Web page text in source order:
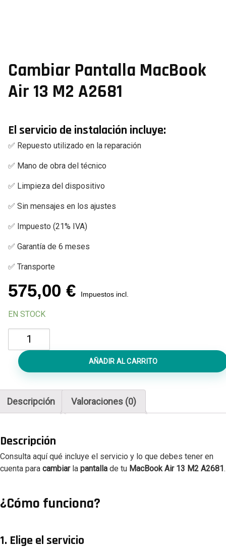
Cambiar Pantalla MacBook
Air 13 M2 A2681
El servicio de instalación incluye:
✅ Repuesto utilizado en la reparación
✅ Mano de obra del técnico
✅ Limpieza del dispositivo
✅ Sin mensajes en los ajustes
✅ Impuesto (21% IVA)
✅ Garantía de 6 meses
✅ Transporte
575,00 € Impuestos incl.
EN STOCK
Cambiar
MacBook
A2681
AÑADIR AL CARRITO
Descripción Valoraciones (0)
Descripción
Consulta aquí qué incluye el servicio y lo que debes tener en
cuenta para cambiarla pantalla de tu MacBook Air 13 M2 A2681.
¿Cómo funciona?
1. Elige el servicio